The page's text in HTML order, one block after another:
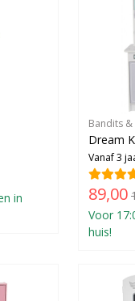
in
Bandits
Dream
Vanaf 3
89,00
Voor
huis!